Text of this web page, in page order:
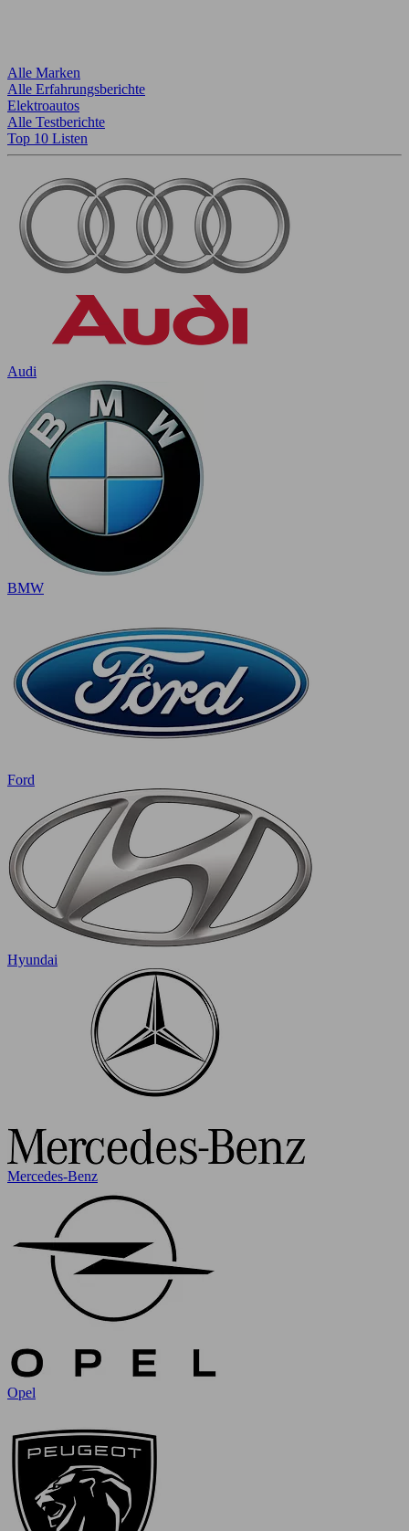
Alle Marken
Alle Erfahrungsberichte
Elektroautos
Alle Testberichte
Top 10 Listen
Audi
BMW
Ford
Hyundai
Mercedes-Benz
Opel